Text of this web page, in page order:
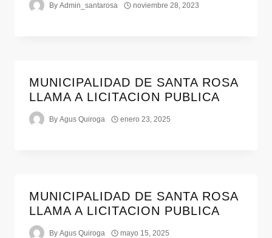
By Admin_santarosa noviembre 28, 2023
MUNICIPALIDAD DE SANTA ROSA
LLAMA A LICITACION PUBLICA
By Agus Quiroga enero 23, 2025
MUNICIPALIDAD DE SANTA ROSA
LLAMA A LICITACION PUBLICA
By Agus Quiroga mayo 15, 2025